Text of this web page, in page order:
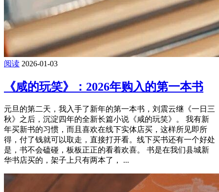
阅读 2026-01-03
《咸的玩笑》：2026年购入的第一本书
元旦的第二天，我入手了新年的第一本书，刘震云继《一日三
秋》之后，沉淀四年的全新长篇小说《咸的玩笑》。 我有新
年买新书的习惯，而且喜欢在线下实体店买，这样所见即所
得，付了钱就可以取走，直接打开看。线下买书还有一个好处
是，书不会磕碰，板板正正的看着欢喜。 书是在我们县城新
华书店买的，架子上只有两本了， ...